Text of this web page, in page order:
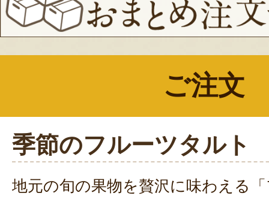
ご注文
季節のフルーツタルト
地元の旬の果物を贅沢に味わえる